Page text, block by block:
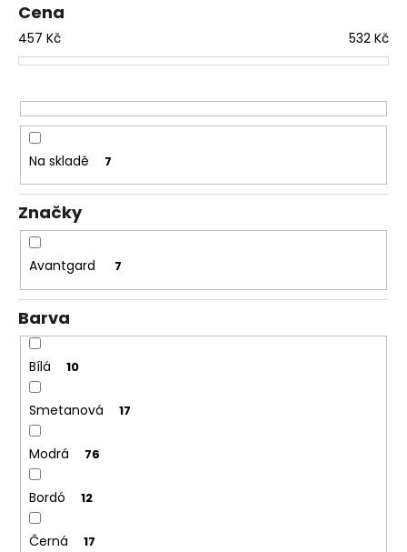
d
u
k
ů
Cena
457 Kč 532 Kč
Na skladě 7
Značky
Avantgard 7
Barva
Bílá 10
Smetanová 17
Modrá 76
Bordó 12
Černá 17
a
j
í
t
?
D
o
p
o
u
u
m